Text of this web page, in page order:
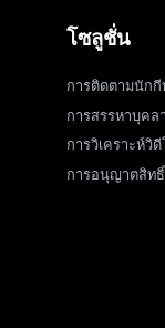
โซลูชั่น
การติดตามนักกี
การสรรหาบุคล
การวิเคราะห์วิดี
การอนุญาตสิทธิ์